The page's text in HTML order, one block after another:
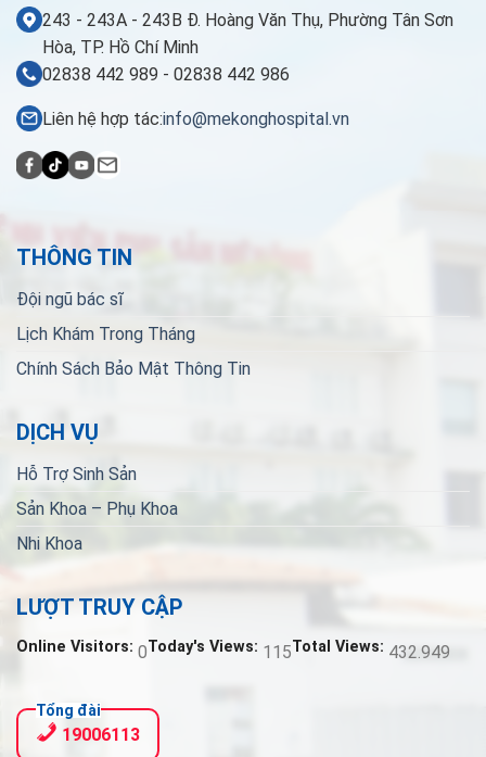
243 - 243A - 243B Đ. Hoàng Văn Thụ, Phường Tân Sơn
Hòa, TP. Hồ Chí Minh
02838 442 989 - 02838 442 986
Liên hệ hợp tác:info@mekonghospital.vn
THÔNG TIN
Đội ngũ bác sĩ
Lịch Khám Trong Tháng
Chính Sách Bảo Mật Thông Tin
DỊCH VỤ
Hỗ Trợ Sinh Sản
Sản Khoa – Phụ Khoa
Nhi Khoa
LƯỢT TRUY CẬP
Online Visitors: 0Today's Views: 115Total Views: 432.949
Tổng đài
19006113